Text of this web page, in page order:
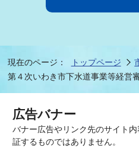
現在のページ： トップページ
第４次いわき市下水道事業等経営
広告バナー
バナー広告やリンク先のサイト
証するものではありません。